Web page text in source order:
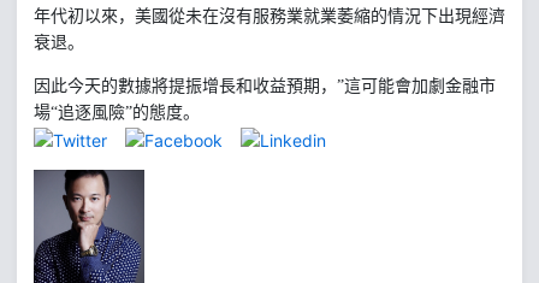
年代初以來，美國從未在沒有服務業就業萎縮的情況下出現經濟
衰退。
因此今天的數據將提振增長和收益預期，”這可能會加劇金融市
場“追逐風險”的態度。